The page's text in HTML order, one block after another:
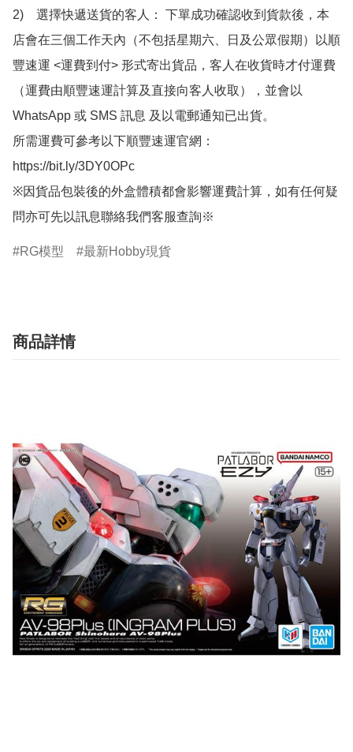
2)　選擇快遞送貨的客人： 下單成功確認收到貨款後，本
店會在三個工作天內（不包括星期六、日及公眾假期）以順
豐速運 <運費到付> 形式寄出貨品，客人在收貨時才付運費
（運費由順豐速運計算及直接向客人收取），並會以
WhatsApp 或 SMS 訊息 及以電郵通知已出貨。
所需運費可參考以下順豐速運官網：
https://bit.ly/3DY0OPc
※因貨品包裝後的外盒體積都會影響運費計算，如有任何疑
問亦可先以訊息聯絡我們客服查詢※
RG模型 最新Hobby現貨
商品詳情